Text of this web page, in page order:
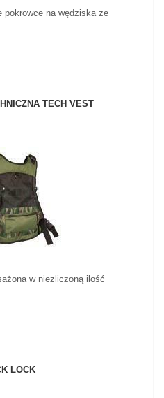
pokrowce na wędziska ze
TECH VEST
PRODUKT
w niezliczoną ilość
LOCK